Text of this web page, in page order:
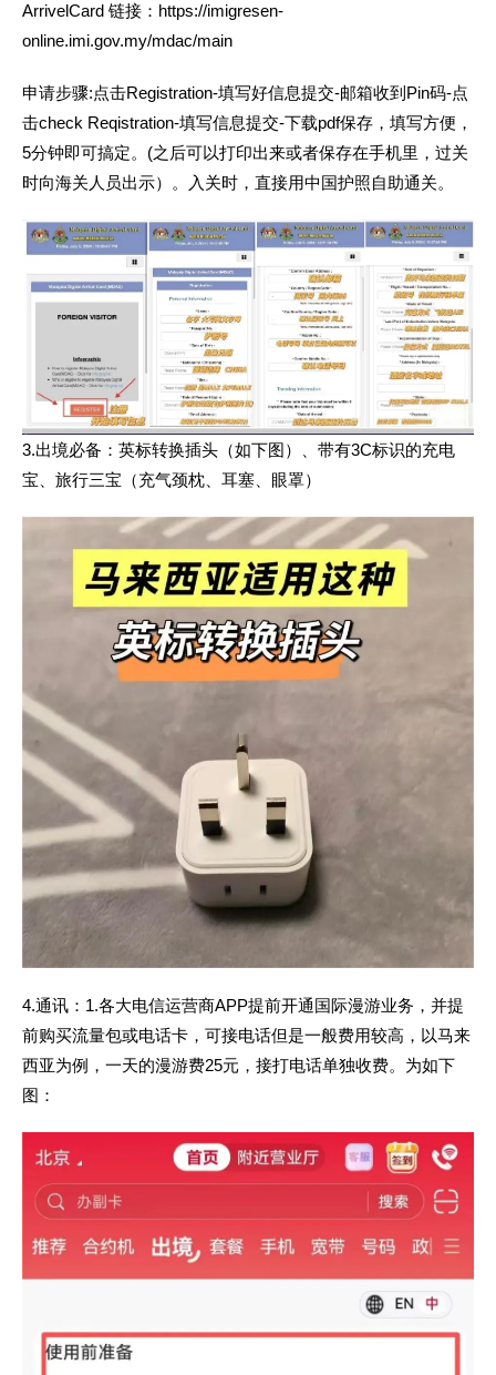
ArrivelCard 链接：https://imigresen-
online.imi.gov.my/mdac/main
申请步骤:点击Registration-填写好信息提交-邮箱收到Pin码-点
击check Reqistration-填写信息提交-下载pdf保存，填写方便，
5分钟即可搞定。(之后可以打印出来或者保存在手机里，过关
时向海关人员出示）。入关时，直接用中国护照自助通关。
3.出境必备 ：英标转换插头（如下图）、带有3C标识的充电
宝、旅行三宝（充气颈枕、耳塞、眼罩）
4.通讯： 1.各大电信运营商APP提前开通国际漫游业务，并提
前购买流量包或电话卡，可接电话但是一般费用较高，以马来
西亚为例，一天的漫游费25元，接打电话单独收费。为如下
图：